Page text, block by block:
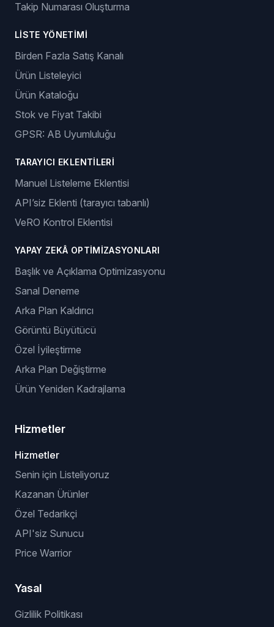
Takip Numarası Oluşturma
LISTE YÖNETIMI
Birden Fazla Satış Kanalı
Ürün Listeleyici
Ürün Kataloğu
Stok ve Fiyat Takibi
GPSR: AB Uyumluluğu
TARAYICI EKLENTILERI
Manuel Listeleme Eklentisi
API’siz Eklenti (tarayıcı tabanlı)
VeRO Kontrol Eklentisi
YAPAY ZEKÂ OPTIMIZASYONLARI
Başlık ve Açıklama Optimizasyonu
Sanal Deneme
Arka Plan Kaldırıcı
Görüntü Büyütücü
Özel İyileştirme
Arka Plan Değiştirme
Ürün Yeniden Kadrajlama
Hizmetler
Hizmetler
Senin için Listeliyoruz
Kazanan Ürünler
Özel Tedarikçi
API'siz Sunucu
Price Warrior
Yasal
Gizlilik Politikası